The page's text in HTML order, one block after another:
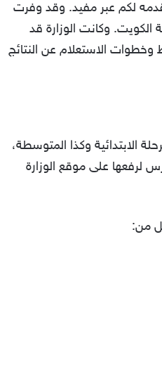
الفصل الدراسي الأول من العام الدراسي الحالي 2023/2022، هو ما نقدمه لكم عبر مفيد. وقد وفرت
الكويت. وكانت الوزارة قد
رابط وخطوات الاستعلام عن النتائج
الابتدائية وكذا المتوسطة،
لرفعها على موقع الوزارة